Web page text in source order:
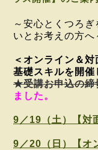
～安心とくつろ
いとお考えの方へ
＜オンライン＆対
基礎スキルを開催
★受講お申込の締
ました。
9／19（土）【対
9／20（日）【オ